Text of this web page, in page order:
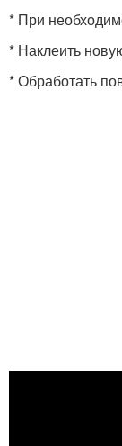
* При
* Наклеить
* Обработать